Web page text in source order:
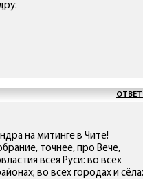
на митинге в Чите!
точнее, про Вече,
всея Руси: во всех
во всех городах и